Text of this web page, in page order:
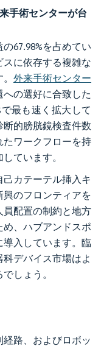
手術センターが台
67.98%を占めてい
スに依存する複雑な
外来手術センター
の選好に合致した
最も速く拡大して
的膀胱鏡検査件数
ワークフローを持
ています。
カテーテル挿入キ
のフロンティアを
配置の制約と地方
、ハブアンドスポ
入しています。臨
デバイス市場はよ
しょう。
路、およびロボッ